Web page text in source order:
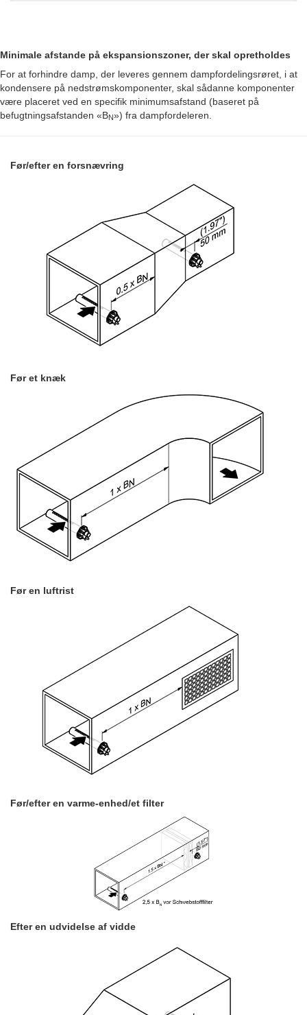
Minimale afstande på ekspansionszoner, der skal opretholdes
For at forhindre damp, der leveres gennem dampfordelingsrøret, i at
kondensere på nedstrømskomponenter, skal sådanne komponenter
være placeret ved en specifik minimumsafstand (baseret på
befugtningsafstanden «BN») fra dampfordeleren.
Før/efter en forsnævring
Før et knæk
Før en luftrist
Før/efter en varme-enhed/et filter
Efter en udvidelse af vidde